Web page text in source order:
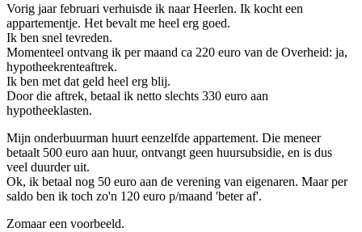
Vorig jaar februari verhuisde ik naar Heerlen. Ik kocht een
appartementje. Het bevalt me heel erg goed.
Ik ben snel tevreden.
Momenteel ontvang ik per maand ca 220 euro van de Overheid: ja,
hypotheekrenteaftrek.
Ik ben met dat geld heel erg blij.
Door die aftrek, betaal ik netto slechts 330 euro aan
hypotheeklasten.
Mijn onderbuurman huurt eenzelfde appartement. Die meneer
betaalt 500 euro aan huur, ontvangt geen huursubsidie, en is dus
veel duurder uit.
Ok, ik betaal nog 50 euro aan de verening van eigenaren. Maar per
saldo ben ik toch zo'n 120 euro p/maand 'beter af'.
Zomaar een voorbeeld.